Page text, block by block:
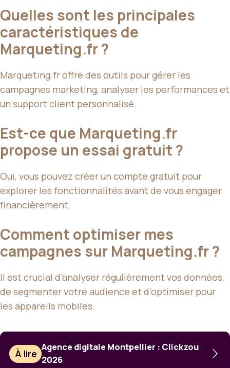
Quelles sont les principales
caractéristiques de
Marqueting.fr ?
Marqueting.fr offre des outils pour gérer les
campagnes marketing, analyser les performances et
un support client personnalisé.
Est-ce que Marqueting.fr
propose un essai gratuit ?
Oui, vous pouvez créer un compte gratuit pour
explorer les fonctionnalités avant de vous engager
financièrement.
Comment optimiser mes
campagnes sur Marqueting.fr ?
Il est crucial d’analyser régulièrement vos données,
de segmenter votre audience et d’optimiser pour
les appareils mobiles.
À lire
Agence digitale Montpellier : Clickzou
2026